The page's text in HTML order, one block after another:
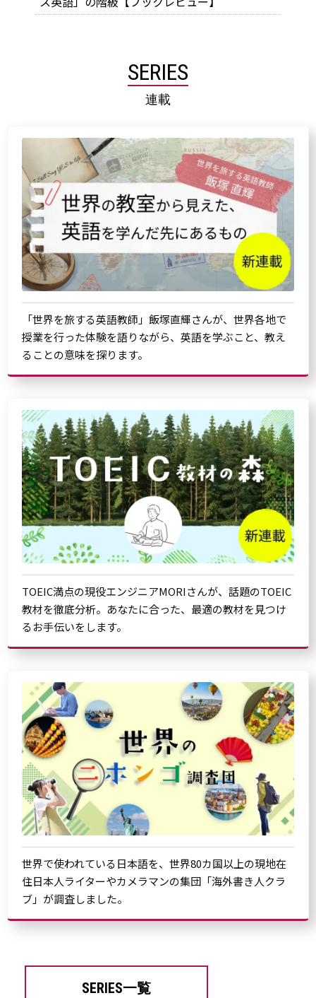
SERIES
連載
「世界を旅する英語教師」飯塚直輝さんが、世界各地で
授業を行った体験を語りながら、英語を学ぶこと、教え
ることの意味を探ります。
TOEIC満点の現役エンジニアMORIさんが、話題のTOEIC
教材を徹底分析。あなたに合った、最適の教材を見つけ
るお手伝いをします。
世界で使われている日本語を、世界80カ国以上の現地在
住日本人ライターやカメラマンの集団「海外書き人クラ
ブ」が調査しました。
SERIES一覧